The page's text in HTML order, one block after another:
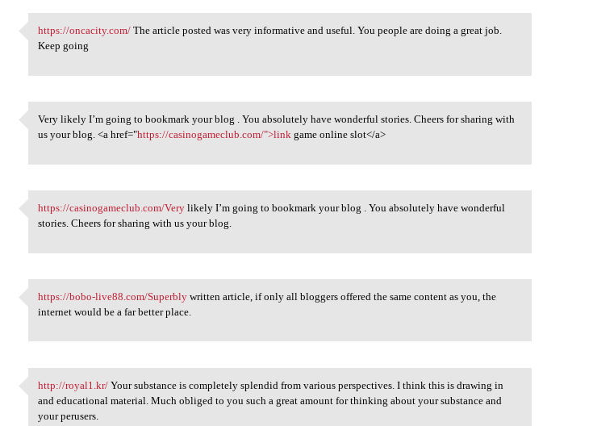
https://oncacity.com/ The
https://oncacity.com/ The article posted was very informative and useful. You people are doing a great job.
Keep going
Very likely I’m going to
Very likely I’m going to bookmark your blog . You absolutely have wonderful stories. Cheers for sharing with
us your blog. <a href="https://casinogameclub.com/">link game online slot</a>
https://casinogameclub.com
https://casinogameclub.com/Very likely I’m going to bookmark your blog . You absolutely have wonderful
stories. Cheers for sharing with us your blog.
https://bobo-live88.com
https://bobo-live88.com/Superbly written article, if only all bloggers offered the same content as you, the
internet would be a far better place.
http://royal1.kr/ Your
http://royal1.kr/ Your substance is completely splendid from various perspectives. I think this is drawing in
and educational material. Much obliged to you such a great amount for thinking about your substance and
your perusers.